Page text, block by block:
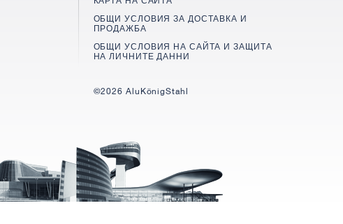
ОБЩИ УСЛОВИЯ ЗА ДОСТАВКА И
ПРОДАЖБА
ОБЩИ УСЛОВИЯ НА САЙТА И ЗАЩИТА
НА ЛИЧНИТЕ ДАННИ
©2026 AluKönigStahl